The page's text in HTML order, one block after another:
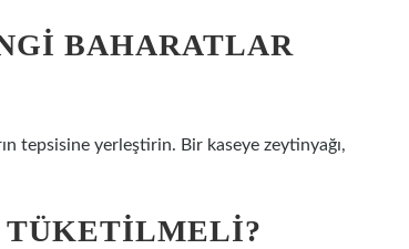
BAHARATLAR
tepsisine yerleştirin. Bir kaseye zeytinyağı,
TÜKETILMELI?